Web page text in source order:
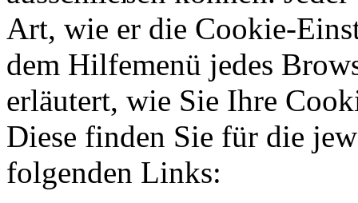
Art, wie er die Cookie-
dem Hilfemenü jedes
erläutert, wie Sie Ihre
Diese finden Sie für die
folgenden Links: